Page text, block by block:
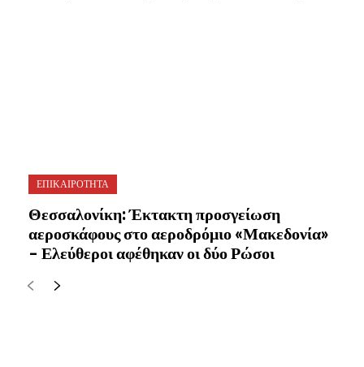
ΕΠΙΚΑΙΡΟΤΗΤΑ
Θεσσαλονίκη: Έκτακτη προσγείωση
αεροσκάφους στο αεροδρόμιο «Μακεδονία»
– Ελεύθεροι αφέθηκαν οι δύο Ρώσοι